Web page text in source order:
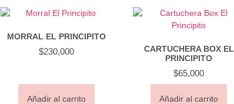
MORRAL EL PRINCIPITO
$230,000
Añadir al carrito
CARTUCHERA BOX EL
PRINCIPITO
$65,000
Añadir al carrito